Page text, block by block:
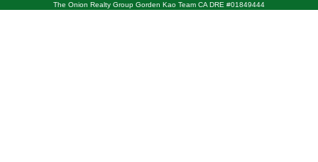
The Onion Realty Group Gorden Kao Team CA DRE #01849444